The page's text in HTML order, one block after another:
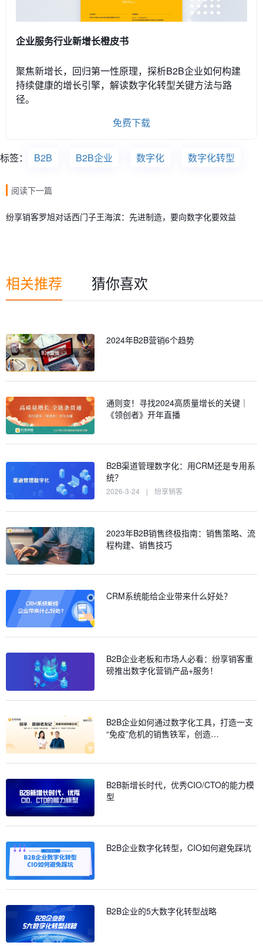
企业服务行业新增长橙皮书
聚焦新增长，回归第一性原理，探析B2B企业如何构建
持续健康的增长引擎，解读数字化转型关键方法与路
径。
免费下载
标签： B2B B2B企业 数字化 数字化转型
阅读下一篇
纷享销客罗旭对话西门子王海滨：先进制造，要向数字化要效益
相关推荐 猜你喜欢
2024年B2B营销6个趋势
通则变！寻找2024高质量增长的关键｜
《领创者》开年直播
B2B渠道管理数字化：用CRM还是专用系
统？
2026-3-24 | 纷享销客
2023年B2B销售终极指南：销售策略、流
程构建、销售技巧
CRM系统能给企业带来什么好处？
B2B企业老板和市场人必看：纷享销客重
磅推出数字化营销产品+服务！
B2B企业如何通过数字化工具，打造一支
“免疫”危机的销售铁军，创造…
B2B新增长时代，优秀CIO/CTO的能力模
型
B2B企业数字化转型，CIO如何避免踩坑
B2B企业的5大数字化转型战略